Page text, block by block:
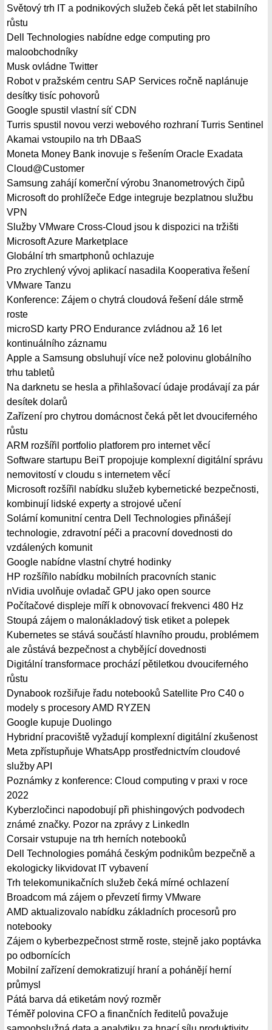
Světový trh IT a podnikových služeb čeká pět let stabilního
růstu
Dell Technologies nabídne edge computing pro
maloobchodníky
Musk ovládne Twitter
Robot v pražském centru SAP Services ročně naplánuje
desítky tisíc pohovorů
Google spustil vlastní síť CDN
Turris spustil novou verzi webového rozhraní Turris Sentinel
Akamai vstoupilo na trh DBaaS
Moneta Money Bank inovuje s řešením Oracle Exadata
Cloud@Customer
Samsung zahájí komerční výrobu 3nanometrových čipů
Microsoft do prohlížeče Edge integruje bezplatnou službu
VPN
Služby VMware Cross-Cloud jsou k dispozici na tržišti
Microsoft Azure Marketplace
Globální trh smartphonů ochlazuje
Pro zrychlený vývoj aplikací nasadila Kooperativa řešení
VMware Tanzu
Konference: Zájem o chytrá cloudová řešení dále strmě
roste
microSD karty PRO Endurance zvládnou až 16 let
kontinuálního záznamu
Apple a Samsung obsluhují více než polovinu globálního
trhu tabletů
Na darknetu se hesla a přihlašovací údaje prodávají za pár
desítek dolarů
Zařízení pro chytrou domácnost čeká pět let dvouciferného
růstu
ARM rozšířil portfolio platforem pro internet věcí
Software startupu BeiT propojuje komplexní digitální správu
nemovitostí v cloudu s internetem věcí
Microsoft rozšířil nabídku služeb kybernetické bezpečnosti,
kombinují lidské experty a strojové učení
Solární komunitní centra Dell Technologies přinášejí
technologie, zdravotní péči a pracovní dovednosti do
vzdálených komunit
Google nabídne vlastní chytré hodinky
HP rozšířilo nabídku mobilních pracovních stanic
nVidia uvolňuje ovladač GPU jako open source
Počítačové displeje míří k obnovovací frekvenci 480 Hz
Stoupá zájem o malonákladový tisk etiket a polepek
Kubernetes se stává součástí hlavního proudu, problémem
ale zůstává bezpečnost a chybějící dovednosti
Digitální transformace prochází pětiletkou dvouciferného
růstu
Dynabook rozšiřuje řadu notebooků Satellite Pro C40 o
modely s procesory AMD RYZEN
Google kupuje Duolingo
Hybridní pracoviště vyžadují komplexní digitální zkušenost
Meta zpřístupňuje WhatsApp prostřednictvím cloudové
služby API
Poznámky z konference: Cloud computing v praxi v roce
2022
Kyberzločinci napodobují při phishingových podvodech
známé značky. Pozor na zprávy z LinkedIn
Corsair vstupuje na trh herních notebooků
Dell Technologies pomáhá českým podnikům bezpečně a
ekologicky likvidovat IT vybavení
Trh telekomunikačních služeb čeká mírné ochlazení
Broadcom má zájem o převzetí firmy VMware
AMD aktualizovalo nabídku základních procesorů pro
notebooky
Zájem o kyberbezpečnost strmě roste, stejně jako poptávka
po odbornících
Mobilní zařízení demokratizují hraní a pohánějí herní
průmysl
Pátá barva dá etiketám nový rozměr
Téměř polovina CFO a finančních ředitelů považuje